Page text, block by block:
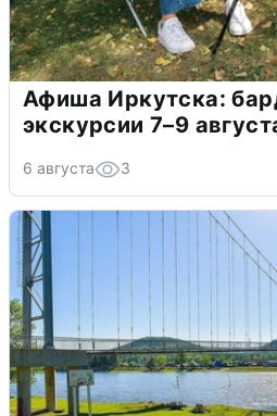
Афиша Иркутска:
экскурсии 7–9
6 августа 3